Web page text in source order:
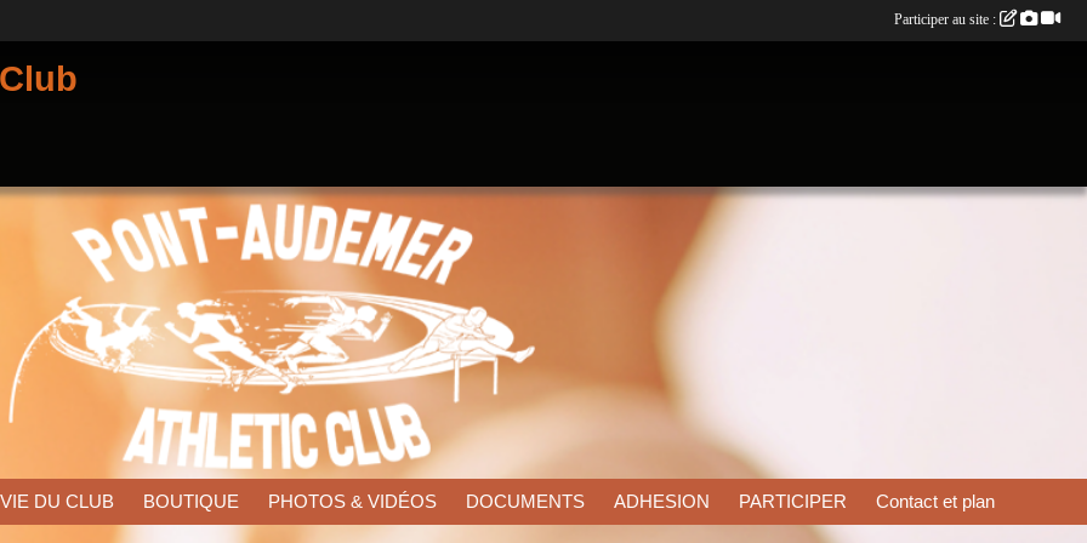
DU CLUB BOUTIQUE PHOTOS & VIDÉOS DOCUMENTS ADHESION PARTICIPER Contact et plan
Participer au site :